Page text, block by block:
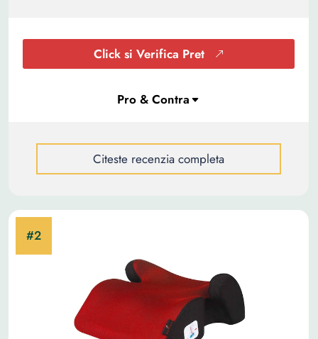
Click si Verifica Pret
Citeste recenzia completa